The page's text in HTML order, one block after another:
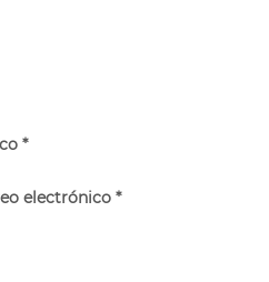
*
electrónico *